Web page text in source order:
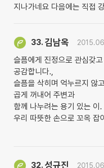
지나가네요 다음에는 직접
33.김남옥
슬픔에게 진정으로 관심갖
공감합니다.,
슬픔을 삭히며 억누르지 않고
곱게 꺼내어 주변과
함께 나누려는 용기 있는 이.
우리 따뜻한 손으로 꼬옥 잡
32.성규진